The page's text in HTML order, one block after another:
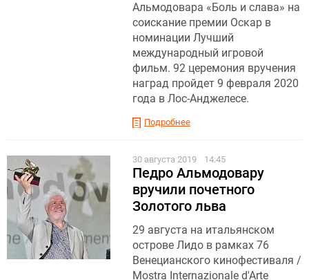
Альмодовара «Боль и слава» на
соискание премии Оскар в
номинации Лучший
международный игровой
фильм. 92 церемония вручения
наград пройдет 9 февраля 2020
года в Лос-Анджелесе.
Подробнее
30 августа 2019 14:45
Педро Альмодовару
вручили почетного
Золотого льва
29 августа на итальянском
острове Лидо в рамках 76
Венецианского кинофестиваля /
Mostra Internazionale d'Arte